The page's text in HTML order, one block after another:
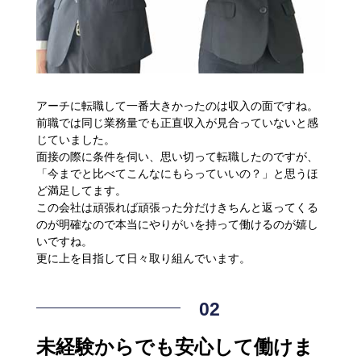
アーチに転職して一番大きかったのは収入の面ですね。
前職では同じ業務量でも正直収入が見合っていないと感
じていました。
面接の際に条件を伺い、思い切って転職したのですが、
「今までと比べてこんなにもらっていいの？」と思うほ
ど満足してます。
この会社は頑張れば頑張った分だけきちんと返ってくる
のが明確なので本当にやりがいを持って働けるのが嬉し
いですね。
更に上を目指して日々取り組んでいます。
未経験からでも安心して働けま